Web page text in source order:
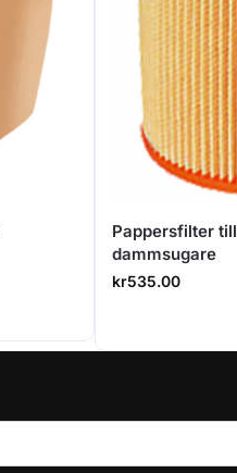
Pappersfilter
dammsugare
kr535.00